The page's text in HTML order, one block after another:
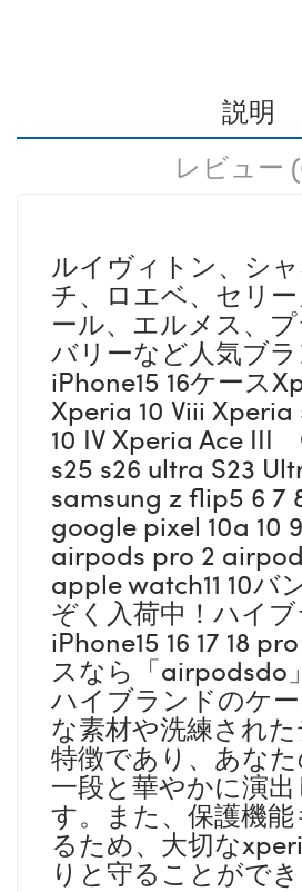
説明
レビュー
ルイヴィトン、シ
チ、ロエベ、セリ
ール、エルメス、
バリーなど人気ブ
iPhone15 16ケース
Xperia 10 Viii Xperia
10 IV Xperia Ace III
s25 s26 ultra S23
samsung z flip5 6 7
google pixel 10a 10
airpods pro 2
apple watch11 10バ
ぞく入荷中！ハイ
iPhone15 16 17 18
スなら「airpodsdo
ハイブランドのケ
な素材や洗練され
特徴であり、あな
一段と華やかに演
す。また、保護機
るため、大切な
りと守ることができ